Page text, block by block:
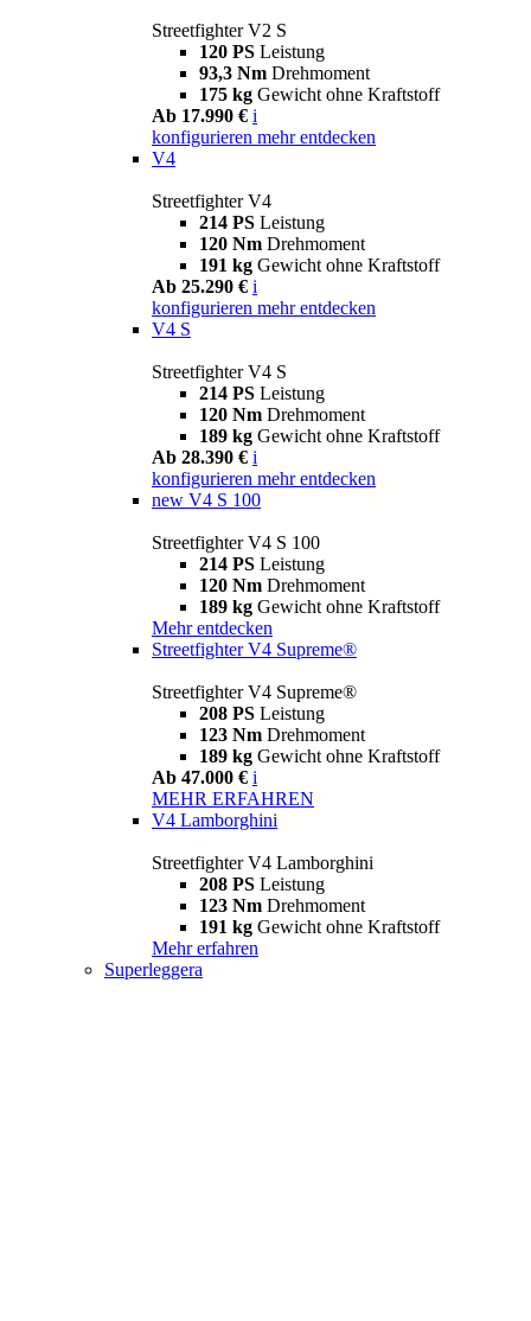
Streetfighter V2 S
120 PS Leistung
93,3 Nm Drehmoment
175 kg Gewicht ohne Kraftstoff
Ab 17.990 € i
konfigurieren mehr entdecken
V4
Streetfighter V4
214 PS Leistung
120 Nm Drehmoment
191 kg Gewicht ohne Kraftstoff
Ab 25.290 € i
konfigurieren mehr entdecken
V4 S
Streetfighter V4 S
214 PS Leistung
120 Nm Drehmoment
189 kg Gewicht ohne Kraftstoff
Ab 28.390 € i
konfigurieren mehr entdecken
new V4 S 100
Streetfighter V4 S 100
214 PS Leistung
120 Nm Drehmoment
189 kg Gewicht ohne Kraftstoff
Mehr entdecken
Streetfighter V4 Supreme®
Streetfighter V4 Supreme®
208 PS Leistung
123 Nm Drehmoment
189 kg Gewicht ohne Kraftstoff
Ab 47.000 € i
MEHR ERFAHREN
V4 Lamborghini
Streetfighter V4 Lamborghini
208 PS Leistung
123 Nm Drehmoment
191 kg Gewicht ohne Kraftstoff
Mehr erfahren
Superleggera